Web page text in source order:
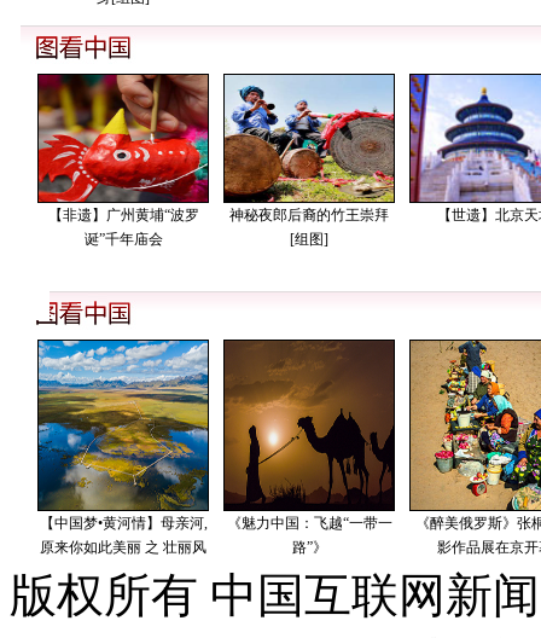
版权所有 中国互联网新